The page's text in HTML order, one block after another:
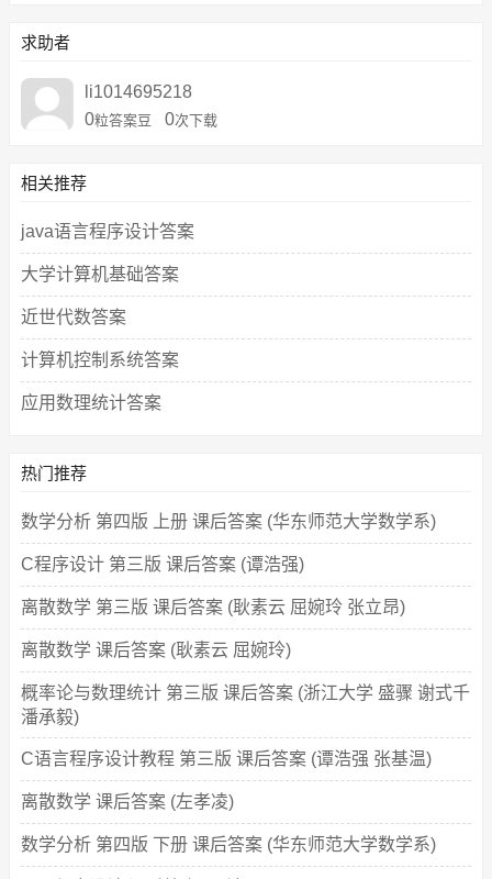
求助者
li1014695218
0粒答案豆 0次下载
相关推荐
java语言程序设计答案
大学计算机基础答案
近世代数答案
计算机控制系统答案
应用数理统计答案
热门推荐
数学分析 第四版 上册 课后答案 (华东师范大学数学系)
C程序设计 第三版 课后答案 (谭浩强)
离散数学 第三版 课后答案 (耿素云 屈婉玲 张立昂)
离散数学 课后答案 (耿素云 屈婉玲)
概率论与数理统计 第三版 课后答案 (浙江大学 盛骤 谢式千
潘承毅)
C语言程序设计教程 第三版 课后答案 (谭浩强 张基温)
离散数学 课后答案 (左孝凌)
数学分析 第四版 下册 课后答案 (华东师范大学数学系)